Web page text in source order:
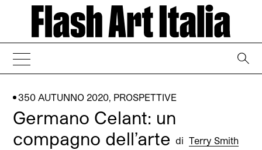
350 AUTUNNO 2020, PROSPETTIVE
Germano Celant: un
compagno dell’artedi Terry Smith